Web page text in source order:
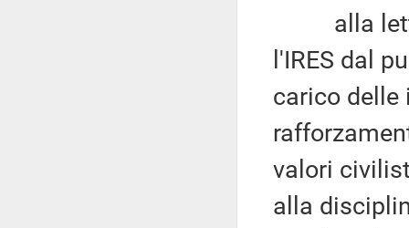
alla
l'IRES dal
carico delle
valori
alla